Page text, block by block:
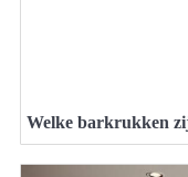
Welke barkrukken